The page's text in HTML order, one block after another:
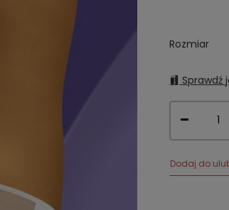
Rozmiar
Sprawdź
Dodaj do